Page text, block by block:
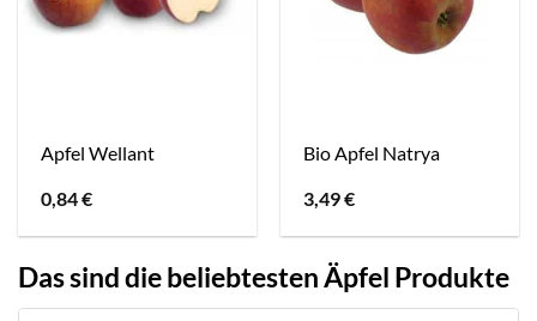
Apfel Wellant
0,84€
Bio Apfel Natrya
3,49€
Das sind die beliebtesten Äpfel Produkte